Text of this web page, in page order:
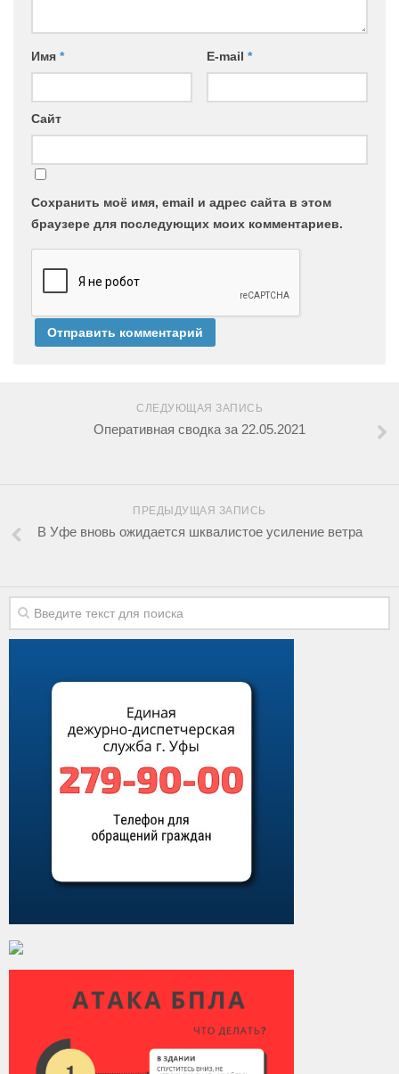
Имя * E-mail *
Сайт
Сохранить моё имя, email и адрес сайта в этом
браузере для последующих моих комментариев.
СЛЕДУЮЩАЯ ЗАПИСЬ
Оперативная сводка за 22.05.2021
ПРЕДЫДУЩАЯ ЗАПИСЬ
В Уфе вновь ожидается шквалистое усиление ветра